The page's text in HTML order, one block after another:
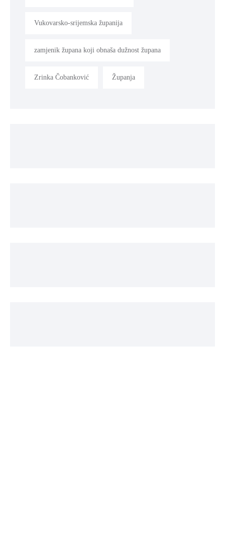
Vukovarsko-srijemska županija
zamjenik župana koji obnaša dužnost župana
Zrinka Čobanković Županja